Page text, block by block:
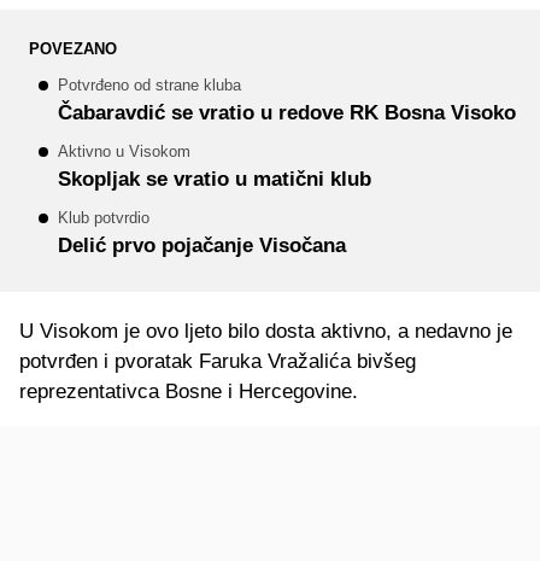
POVEZANO
Potvrđeno od strane kluba
Čabaravdić se vratio u redove RK Bosna Visoko
Aktivno u Visokom
Skopljak se vratio u matični klub
Klub potvrdio
Delić prvo pojačanje Visočana
U Visokom je ovo ljeto bilo dosta aktivno, a nedavno je
potvrđen i pvoratak Faruka Vražalića bivšeg
reprezentativca Bosne i Hercegovine.